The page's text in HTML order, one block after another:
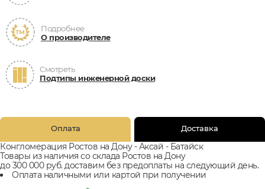
Подробнее
О производителе
Смотреть
Подтипы инженерной доски
Оплата Доставка
Конгломерация Ростов на Дону - Аксай - Батайск
Товары из наличия со склада Ростов на Дону
до 300 000 руб. доставим без предоплаты на следующий день.
Оплата наличными или картой при получении